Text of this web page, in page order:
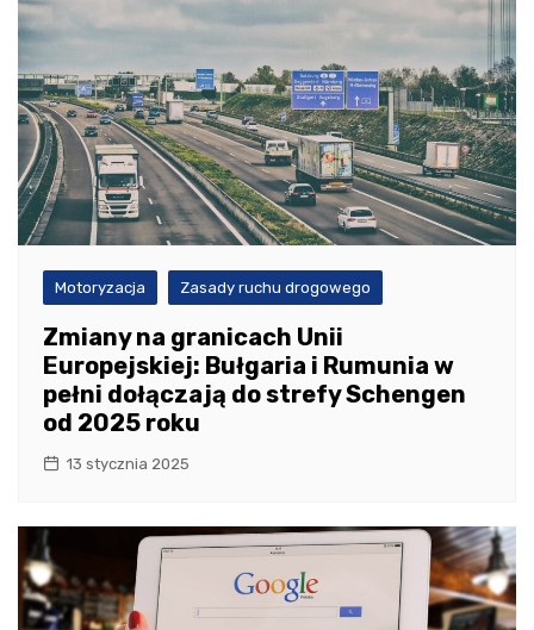
Motoryzacja Zasady ruchu drogowego
Zmiany na granicach Unii
Europejskiej: Bułgaria i Rumunia w
pełni dołączają do strefy Schengen
od 2025 roku
13 stycznia 2025